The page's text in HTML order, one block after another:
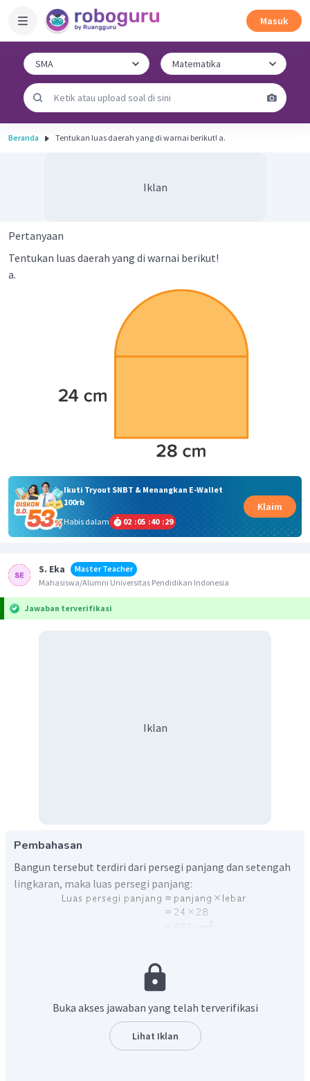
Masuk
Beranda Tentukan luas daerah yang di warnai berikut! a.
Iklan
Pertanyaan
Tentukan luas daerah yang di warnai berikut!
a.
Ikuti Tryout SNBT & Menangkan E-Wallet
100rb
Habis dalam
02 :05 :40 :28
Klaim
S. Eka
Master Teacher
Mahasiswa/Alumni Universitas Pendidikan Indonesia
Jawaban terverifikasi
Iklan
Pembahasan
Bangun tersebut terdiri dari persegi panjang dan setengah
lingkaran, maka luas persegi panjang:
sehingga luas setengah lingkaran:
Buka akses jawaban yang telah terverifikasi
Lihat Iklan